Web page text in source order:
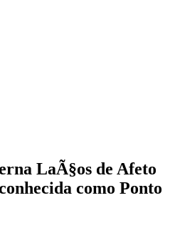
LaÃ§os de Afeto
como Ponto